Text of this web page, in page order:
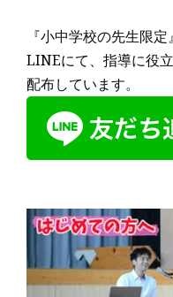
『小中学校の先生限定』
LINEにて、指導に役
配布しています。